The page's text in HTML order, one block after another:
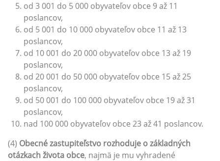
od 3 001 do 5 000 obyvateľov obce 9 až 11
poslancov,
od 5 001 do 10 000 obyvateľov obce 11 až 13
poslancov,
od 10 001 do 20 000 obyvateľov obce 13 až 19
poslancov,
od 20 001 do 50 000 obyvateľov obce 15 až 25
poslancov,
od 50 001 do 100 000 obyvateľov obce 19 až 31
poslancov,
nad 100 000 obyvateľov obce 23 až 41 poslancov.
(4) Obecné zastupiteľstvo rozhoduje o základných
otázkach života obce, najmä je mu vyhradené